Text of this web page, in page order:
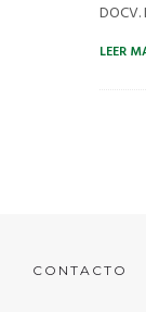
LEER
CONTACTO